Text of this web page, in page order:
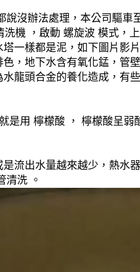
沒辦法處理，本公司驅
機 ，啟動 螺旋波 模式，
一樣都是泥，如下圖片影
，地下水含有氧化錳，管
龍頭合金的養化造成，有
用 檸檬酸 ， 檸檬酸呈
流出水量越來越少，熱水
清洗 。